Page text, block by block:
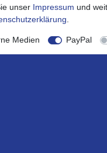
unser Impressum und
Medien PayPal